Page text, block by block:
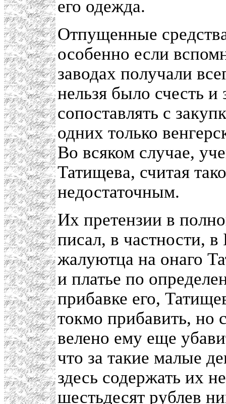
его одежда.
Отпущенные
особенно если
заводах получали
нельзя было счесть
сопоставлять с
одних только
Во всяком случае,
Татищева, считая
недостаточным.
Их претензии в
писал, в частности,
жалуютца на онаго
и платье по
прибавке его,
токмо прибавить, но
велено ему еще
что за такие малые
здесь содержать их
шестьдесят рублев